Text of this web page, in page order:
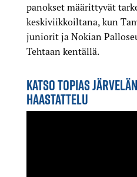
panokset määrittyvät
keskiviikkoiltana, kun
juniorit ja Nokian
Tehtaan kentällä.
KATSO TOPIAS
HAASTATTELU